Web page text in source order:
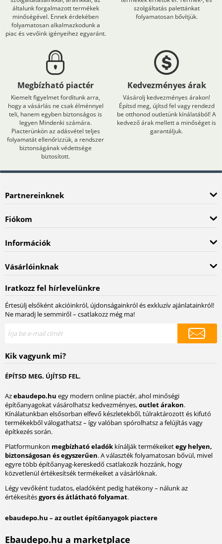
általunk forgalmazott termékek
minőségével. Ennek érdekében
folyamatosan alkalmazkodunk a
piac és vevőink igényeihez egyaránt.
szolgáltatás palettánkat
folyamatosan bővítjük.
Megbízható piactér
Kiemelt figyelmet fordítunk arra,
hogy a vásárlás ne csak élménnyel
teli, hanem egyben biztonságos is
legyen Mindenki számára.
Piacterünkön az adásvétel teljes
folyamatát ellenőrizzük, a rendszer
biztonságának védettsége
biztosított.
Kedvezményes árak
Vásárolj kedvezményes árakon!
Építsd meg, újítsd fel vagy rendezd
be otthonod outletünk kínálatából! A
kedvező árak mellett a minőséget is
garantáljuk.
Partnereinknek
Fiókom
Információk
Vásárlóinknak
Iratkozz fel hírlevelünkre
Értesülj elsőként akcióinkról, újdonságainkról és exkluzív ajánlatainkról!
Ne maradj le semmiről – csatlakozz még ma!
Kik vagyunk mi?
ÉPÍTSD MEG. ÚJÍTSD FEL.
Azebaudepo.hu egy modern online piactér, ahol minőségi
építőanyagokat vásárolhatsz kedvezményes,outlet árakon.
Kínálatunkban elsősorban elfevő készletekből, túlraktározott és kifutó
termékekből válogathatsz – így valóban spórolhatsz a felújítás vagy
építkezés során.
Platformunkon megbízható eladók kínálják termékeiketegy helyen,
biztonságosan és egyszerűen. A választék folyamatosan bővül, mivel
egyre több építőanyag-kereskedő csatlakozik hozzánk, hogy
közvetlenül értékesítsék termékeiket a vásárlóknak.
Légy vevőként tudatos, eladóként pedig hatékony – nálunk az
értékesítésgyors és átlátható folyamat.
ebaudepo.hu – az outlet építőanyagok piactere
Ebaudepo.hu a marketplace